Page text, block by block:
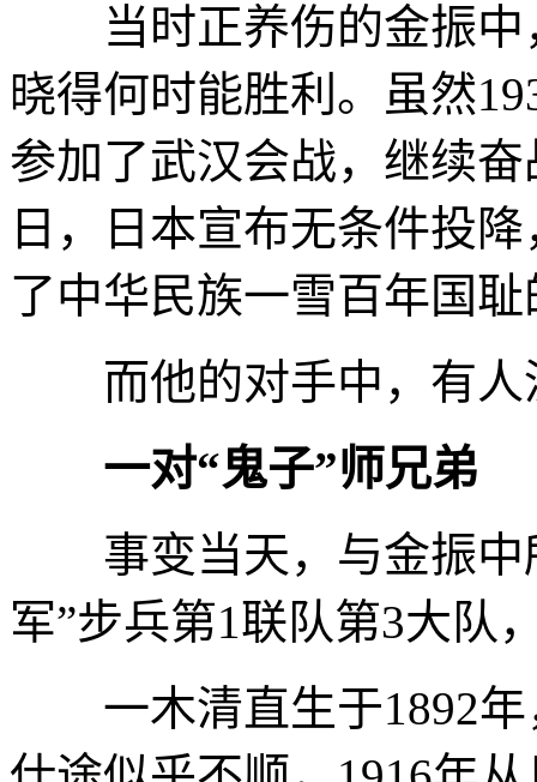
当时正养伤的金振中
晓得何时能胜利。虽然
参加了武汉会战，继续
日，日本宣布无条件投
了中华民族一雪百年国
而他的对手中，有人
一对“鬼子”师兄弟
事变当天，与金振中
军”步兵第1联队第3大队
一木清直生于1892年